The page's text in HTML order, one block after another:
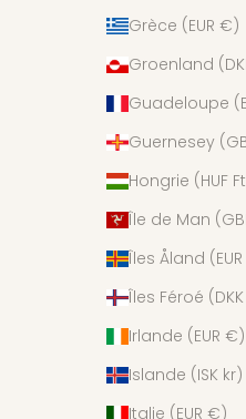
Grèce (EUR €)
Groenland
Guadeloupe
Guernesey
Hongrie (HUF
Île de Man
Îles Åland
Îles Féroé
Irlande (EUR €)
Islande (ISK kr)
Italie (EUR €)